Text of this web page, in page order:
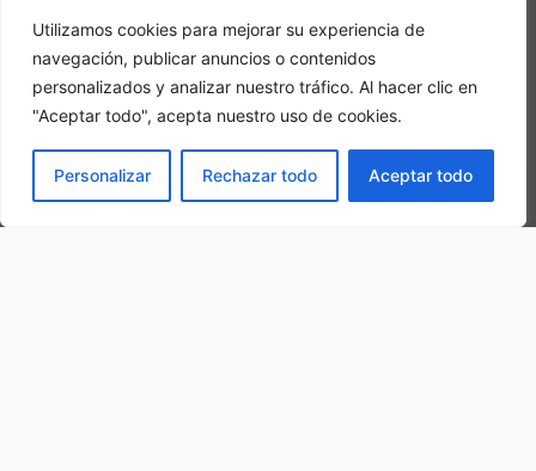
Utilizamos cookies para mejorar su experiencia de
navegación, publicar anuncios o contenidos
personalizados y analizar nuestro tráfico. Al hacer clic en
"Aceptar todo", acepta nuestro uso de cookies.
Personalizar Rechazar todo Aceptar todo
Chambre triple
Dans une chambre triple, 3 adultes sont logés dans la même
LIVRE